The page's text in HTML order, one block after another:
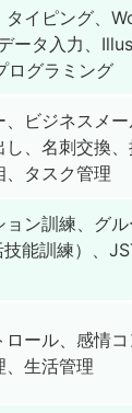
イピング、
ータ入力、
ログラミング
、ビジネスメ
し、名刺交換
、タスク管理
ン訓練、グル
能訓練）、
ロール、感情
、生活管理